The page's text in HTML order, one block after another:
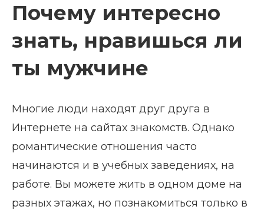
Почему интересно
знать, нравишься ли
ты мужчине
Многие люди находят друг друга в
Интернете на сайтах знакомств. Однако
романтические отношения часто
начинаются и в учебных заведениях, на
работе. Вы можете жить в одном доме на
разных этажах, но познакомиться только в